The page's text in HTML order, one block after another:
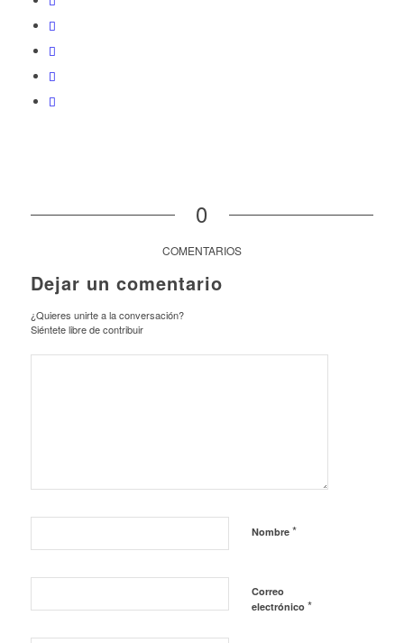
0
COMENTARIOS
Dejar un comentario
¿Quieres unirte a la conversación?
Siéntete libre de contribuir
Nombre *
Correo
electrónico *